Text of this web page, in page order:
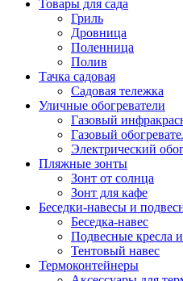
Товары для сада
Гриль
Дровница
Поленница
Полив
Тачка садовая
Садовая тележка
Уличные обогреватели
Газовый
Газовый
Электрический
Пляжные зонты
Зонт от солнца
Зонт для кафе
Беседки-навесы и
Беседка-навес
Подвесные кресла
Тентовый навес
Термоконтейнеры